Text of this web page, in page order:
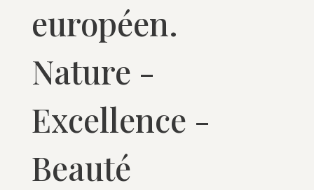
européen.
Nature -
Excellence -
Beauté